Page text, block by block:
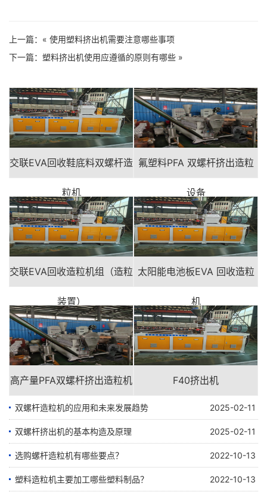
上一篇：« 使用塑料挤出机需要注意哪些事项
下一篇： 塑料挤出机使用应遵循的原则有哪些 »
交联EVA回收鞋底料双螺杆造
粒机
氟塑料PFA 双螺杆挤出造粒
设备
交联EVA回收造粒机组（造粒
装置）
太阳能电池板EVA 回收造粒
机
高产量PFA双螺杆挤出造粒机 F40挤出机
双螺杆造粒机的应用和未来发展趋势 2025-02-11
双螺杆挤出机的基本构造及原理 2025-02-11
选购螺杆造粒机有哪些要点？ 2022-10-13
塑料造粒机主要加工哪些塑料制品？ 2022-10-13